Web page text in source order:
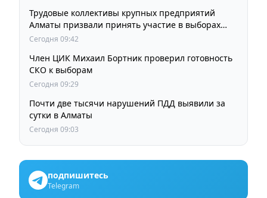
Трудовые коллективы крупных предприятий
Алматы призвали принять участие в выборах
членов Курултая
Сегодня 09:42
Член ЦИК Михаил Бортник проверил готовность
СКО к выборам
Сегодня 09:29
Почти две тысячи нарушений ПДД выявили за
сутки в Алматы
Сегодня 09:03
подпишитесь
Telegram